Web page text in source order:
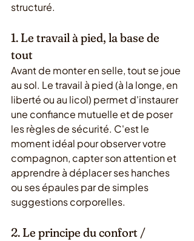
structuré.
1. Le travail à pied, la base de
tout
Avant de monter en selle, tout se joue
au sol. Le travail à pied (à la longe, en
liberté ou au licol) permet d'instaurer
une confiance mutuelle et de poser
les règles de sécurité. C'est le
moment idéal pour observer votre
compagnon, capter son attention et
apprendre à déplacer ses hanches
ou ses épaules par de simples
suggestions corporelles.
2. Le principe du confort /